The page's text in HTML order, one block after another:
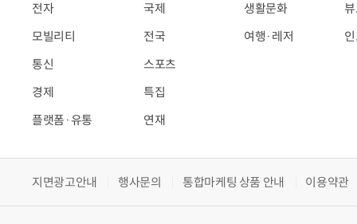
전자
모빌리티
통신
경제
플랫폼·유통
국제
전국
스포츠
특집
연재
생활문화
여행·레저
지면광고안내 행사문의 통합마케팅 상품 안내 이용약관